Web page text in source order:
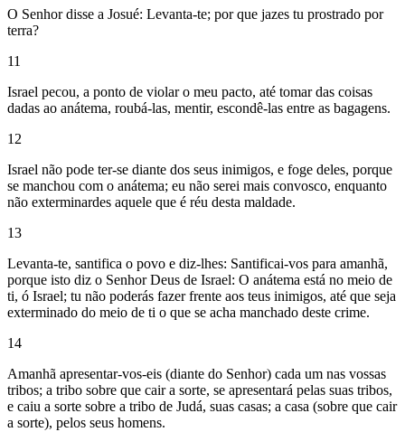
O Senhor disse a Josué: Levanta-te; por que jazes tu prostrado por
terra?
11
Israel pecou, a ponto de violar o meu pacto, até tomar das coisas
dadas ao anátema, roubá-las, mentir, escondê-las entre as bagagens.
12
Israel não pode ter-se diante dos seus inimigos, e foge deles, porque
se manchou com o anátema; eu não serei mais convosco, enquanto
não exterminardes aquele que é réu desta maldade.
13
Levanta-te, santifica o povo e diz-lhes: Santificai-vos para amanhã,
porque isto diz o Senhor Deus de Israel: O anátema está no meio de
ti, ó Israel; tu não poderás fazer frente aos teus inimigos, até que seja
exterminado do meio de ti o que se acha manchado deste crime.
14
Amanhã apresentar-vos-eis (diante do Senhor) cada um nas vossas
tribos; a tribo sobre que cair a sorte, se apresentará pelas suas tribos,
e caiu a sorte sobre a tribo de Judá, suas casas; a casa (sobre que cair
a sorte), pelos seus homens.